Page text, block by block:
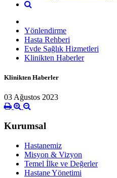
Yönlendirme
Hasta Rehberi
Evde Sağlık Hizmetleri
Klinikten Haberler
Klinikten Haberler
03 Ağustos 2023
Kurumsal
Hastanemiz
Misyon & Vizyon
Temel İlke ve Değerler
Hastane Yönetimi